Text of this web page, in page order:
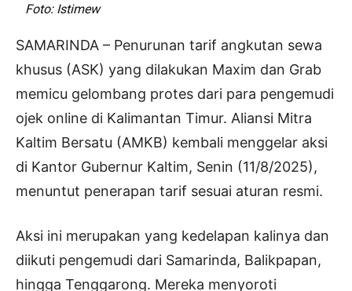
Foto: Istimew
SAMARINDA – Penurunan tarif angkutan sewa
khusus (ASK) yang dilakukan Maxim dan Grab
memicu gelombang protes dari para pengemudi
ojek online di Kalimantan Timur. Aliansi Mitra
Kaltim Bersatu (AMKB) kembali menggelar aksi
di Kantor Gubernur Kaltim, Senin (11/8/2025),
menuntut penerapan tarif sesuai aturan resmi.
Aksi ini merupakan yang kedelapan kalinya dan
diikuti pengemudi dari Samarinda, Balikpapan,
hingga Tenggarong. Mereka menyoroti